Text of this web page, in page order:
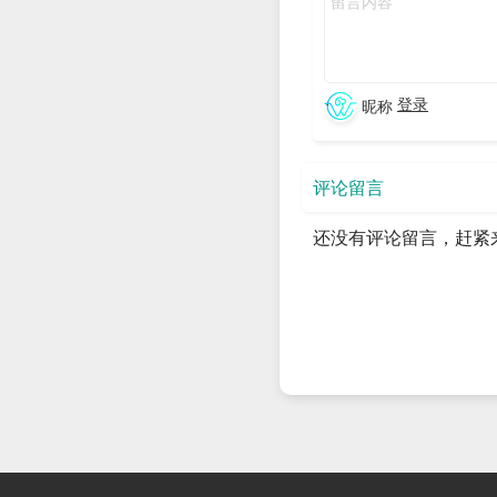
昵称 登录
评论留言
还没有评论留言，赶